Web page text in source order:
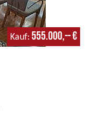
Kauf 555.000,-- €